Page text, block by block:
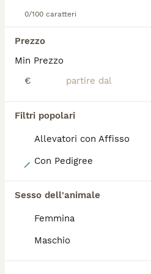
0/100 caratteri
Prezzo
Min Prezzo
€
Filtri popolari
Allevatori con Affisso
Con Pedigree
Sesso dell'animale
Femmina
Maschio
Australian Shepherd
8 settimane